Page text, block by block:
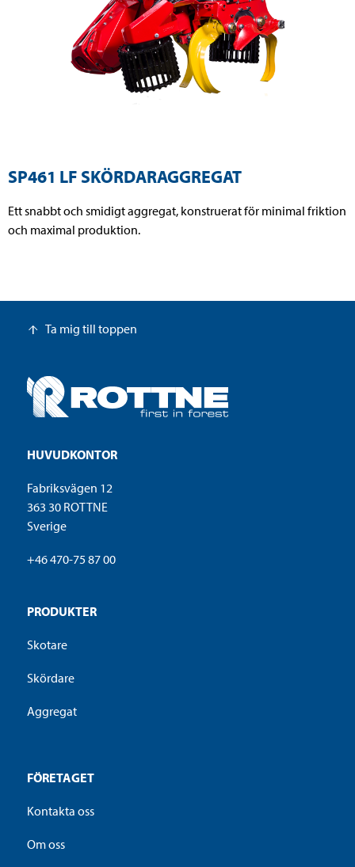
SP461 LF SKÖRDARAGGREGAT
Ett snabbt och smidigt aggregat, konstruerat för minimal friktion
och maximal produktion.
arrow_upward Ta mig till toppen
HUVUDKONTOR
Fabriksvägen 12
363 30 ROTTNE
Sverige
+46 470-75 87 00
PRODUKTER
Skotare
Skördare
Aggregat
FÖRETAGET
Kontakta oss
Om oss